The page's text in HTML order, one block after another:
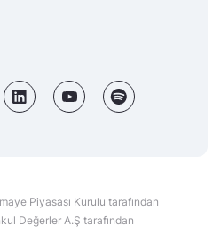
Piyasası Kurulu tarafından
Değerler A.Ş tarafından